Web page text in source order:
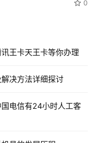
0
王卡天王卡等你办理
决方法详细探讨
电信有24小时人工客